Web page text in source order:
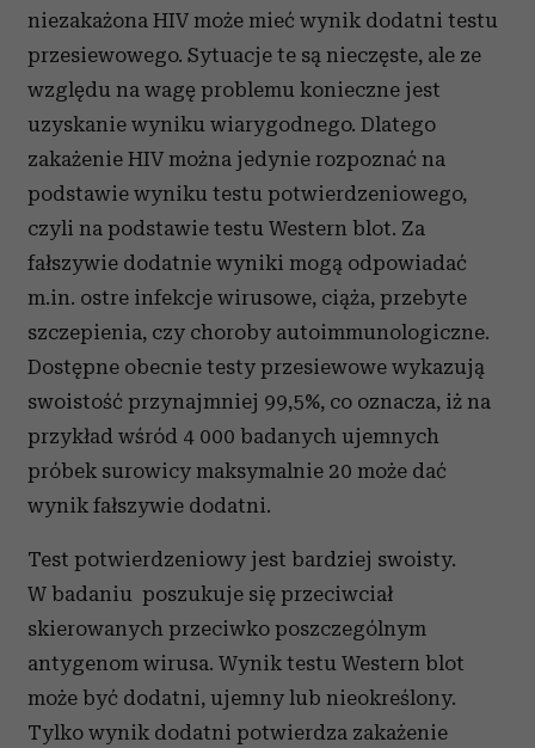
analizować ruch w naszej witrynie. Informacje o tym, jak
korzystasz z naszej witryny, udostępniamy partnerom
społecznościowym, reklamowym i analitycznym.
Partnerzy mogą połączyć te informacje z innymi danymi
otrzymanymi od Ciebie lub uzyskanymi podczas
korzystania z ich usług.
niezakażona HIV może mieć wynik dodatni testu
przesiewowego. Sytuacje te są nieczęste, ale ze
względu na wagę problemu konieczne jest
uzyskanie wyniku wiarygodnego. Dlatego
zakażenie HIV można jedynie rozpoznać na
podstawie wyniku testu potwierdzeniowego,
czyli na podstawie testu Western blot. Za
fałszywie dodatnie wyniki mogą odpowiadać
m.in. ostre infekcje wirusowe, ciąża, przebyte
szczepienia, czy choroby autoimmunologiczne.
Dostępne obecnie testy przesiewowe wykazują
swoistość przynajmniej 99,5%, co oznacza, iż na
przykład wśród 4 000 badanych ujemnych
próbek surowicy maksymalnie 20 może dać
wynik fałszywie dodatni.
Test potwierdzeniowy jest bardziej swoisty.
W badaniu poszukuje się przeciwciał
skierowanych przeciwko poszczególnym
antygenom wirusa. Wynik testu Western blot
może być dodatni, ujemny lub nieokreślony.
Tylko wynik dodatni potwierdza zakażenie